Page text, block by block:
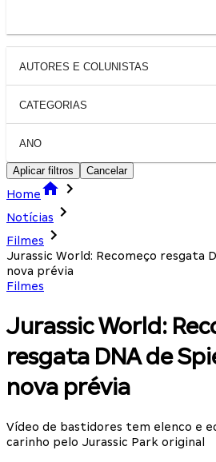
AUTORES E COLUNISTAS
CATEGORIAS
ANO
Aplicar filtros Cancelar
Home
Notícias
Filmes
Jurassic World: Recomeço resgata
nova prévia
Filmes
Jurassic World:
resgata DNA de
nova prévia
Vídeo de bastidores tem elenco e
carinho pelo Jurassic Park original